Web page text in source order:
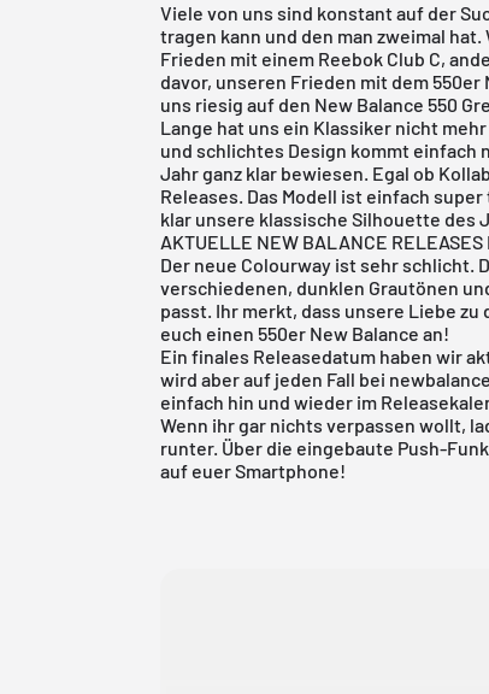
Viele von uns sind konstant auf der
tragen kann und den man zweimal
Frieden mit einem Reebok Club C,
davor, unseren Frieden mit dem 550er
uns riesig auf den New Balance 550
Lange hat uns ein Klassiker nicht
und schlichtes Design kommt einfach
Jahr ganz klar bewiesen. Egal ob
Releases. Das Modell ist einfach
klar unsere klassische Silhouette des
AKTUELLE NEW BALANCE RELEASES
Der neue Colourway ist sehr schlicht.
verschiedenen, dunklen Grautönen
passt. Ihr merkt, dass unsere Liebe
euch einen 550er New Balance an!
Ein finales Releasedatum haben wir
wird aber auf jeden Fall bei
einfach hin und wieder im
Wenn ihr gar nichts verpassen wollt,
runter. Über die eingebaute Push-
auf euer Smartphone!